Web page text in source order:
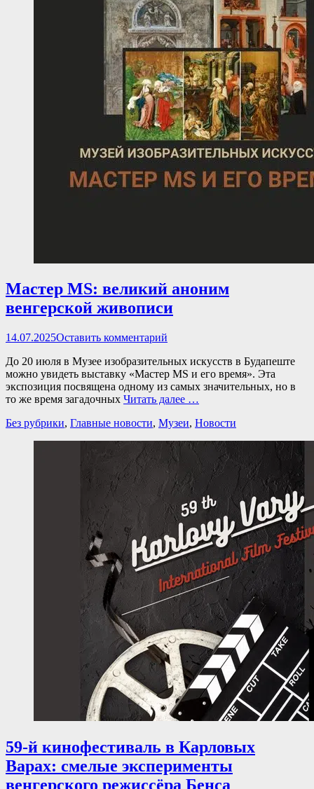
Мастер MS: великий аноним
венгерской живописи
Опубликовано
14.07.2025Оставить комментарий
До 20 июля в Музее изобразительных искусств в Будапеште
можно увидеть выставку «Мастер MS и его время». Эта
экспозиция посвящена одному из самых значительных, но в
то же время загадочных Читать далее …
Категории
Без рубрики, Главные новости, Музеи, Новости
59-й кинофестиваль в Карловых
Варах: смелые эксперименты
венгерского режиссёра Бенса